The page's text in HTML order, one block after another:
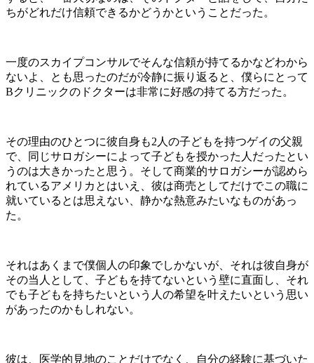
ちがどれだけ信頼できるかどうかということだった。
一度のスカイプコンサルでそんな信頼が持てるかなどわから
ないよ、とも思ったのだが冷静に振り返ると、僕らにとって
Bクリニックのドクターは非常に好感の持てる方だった。
その理由のひとつに彼自身も2人の子どもを持つゲイの父親
で、同じサロガシーによって子どもを授かった人だったとい
うのは大きかったと思う。そして商業的サロガシーが認めら
れているアメリカとはいえ、彼は商売としてだけでこの職に
就いているとは思えない、静かな熱意みたいなものがあっ
た。
それはあくまで僕個人の印象でしかないが、それは彼自身が
その当人として、子どもを持てないという壁に直面し、それ
でも子どもを持ちたいという人の希望を叶えたいという思い
があったのかもしれない。
彼は、医学的見地のことだけでなく、自分の経験に基づいた